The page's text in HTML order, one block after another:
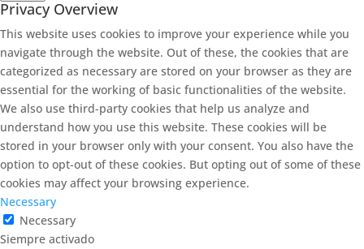
Privacy Overview
This website uses cookies to improve your experience while you
navigate through the website. Out of these, the cookies that are
categorized as necessary are stored on your browser as they are
essential for the working of basic functionalities of the website.
We also use third-party cookies that help us analyze and
understand how you use this website. These cookies will be
stored in your browser only with your consent. You also have the
option to opt-out of these cookies. But opting out of some of these
cookies may affect your browsing experience.
Necessary
Necessary
Siempre activado